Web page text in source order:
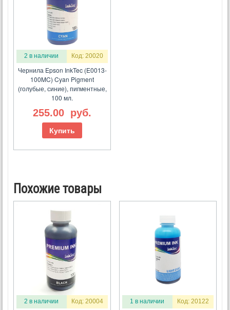
2 в наличии Код: 20020
Чернила Epson InkTec (E0013-
100MC) Cyan Pigment
(голубые, синие), пигментные,
100 мл.
255.00 руб.
Купить
Похожие товары
2 в наличии Код: 20004 1 в наличии Код: 20122